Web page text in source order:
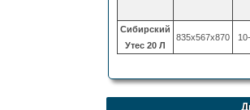
Сибирский
Утес 20 Л
835х567х870